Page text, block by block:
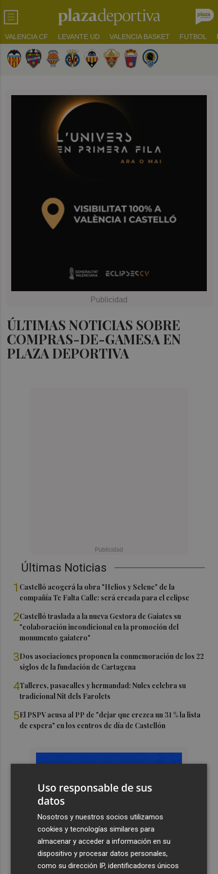
VALENCIA CF LEVANTE UD VALENCIA BASKET FUTBOL
ÚLTIMAS NOTICIAS SOBRE
COMPRAS-DE-GAMESA EN
PLAZA DEPORTIVA
Últimas Noticias
1 Castelló acogerá la obra "Helios y Selene" de la
compañía Te Falta Calle: será creada para el eclipse
2Castelló traslada a la nueva Gestora de Gaiates su
"colaboración incondicional en la promoción del
monumento gaiatero"
3Dos asociaciones proponen la conmemoración de los 22
siglos de la fundación de Cartagena
4Talleres, pasacalles y hermandad: Nules celebra su
tradicional Nit dels Farolets
5El PSPV acusa al PP de "dejar que crezca un 31 % la lista
de espera" en los centros de día de Castellón
Uso responsable de sus
datos
Nosotros y nuestros socios utilizamos
cookies y tecnologías similares para
almacenar y acceder a información en su
dispositivo y procesar datos personales,
como su dirección IP, identificadores únicos